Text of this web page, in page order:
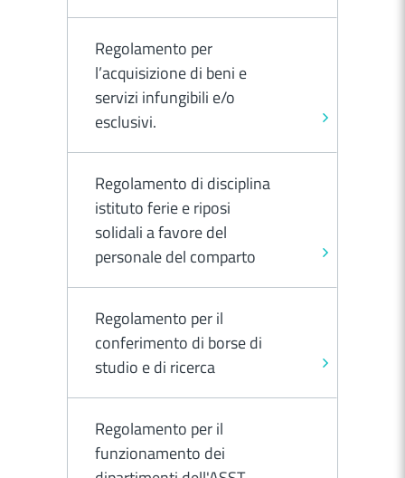
Regolamento per
l’acquisizione di beni e
servizi infungibili e/o
esclusivi.
Regolamento di disciplina
istituto ferie e riposi
solidali a favore del
personale del comparto
Regolamento per il
conferimento di borse di
studio e di ricerca
Regolamento per il
funzionamento dei